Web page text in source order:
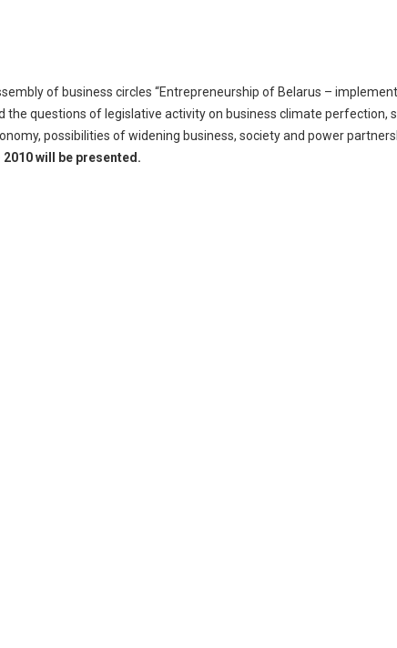
of business circles “Entrepreneurship of Belarus –
the questions of legislative activity on business climate perfection,
possibilities of widening business, society and power
2010 will be presented.